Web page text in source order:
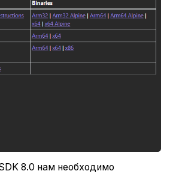
8.0 нам необходимо